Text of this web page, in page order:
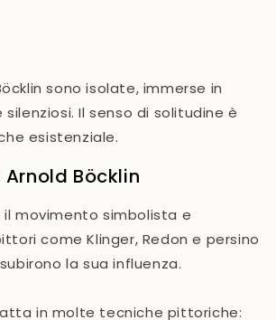
sono isolate, immerse in
Il senso di solitudine è
esistenziale.
Böcklin
il movimento simbolista e
come Klinger, Redon e persino
la sua influenza.
in molte tecniche pittoriche: